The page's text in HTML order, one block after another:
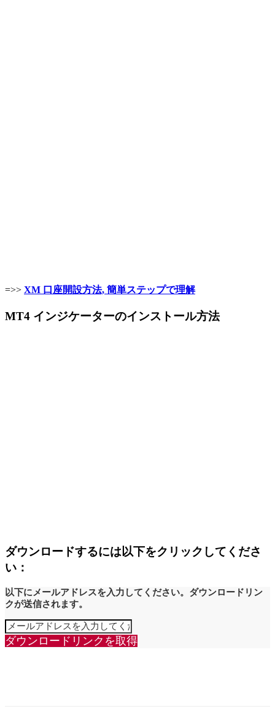
=>> XM 口座開設方法, 簡単ステップで理解
MT4 インジケーターのインストール方法
ダウンロードするには以下をクリックしてくださ
い：
以下にメールアドレスを入力してください。ダウンロードリン
クが送信されます。
ダウンロードリンクを取得